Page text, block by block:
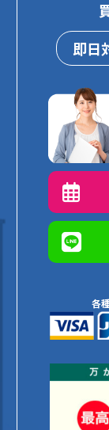
即日
各